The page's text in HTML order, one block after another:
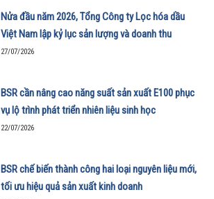
Nửa đầu năm 2026, Tổng Công ty Lọc hóa dầu
Việt Nam lập kỷ lục sản lượng và doanh thu
27/07/2026
BSR cần nâng cao năng suất sản xuất E100 phục
vụ lộ trình phát triển nhiên liệu sinh học
22/07/2026
BSR chế biến thành công hai loại nguyên liệu mới,
tối ưu hiệu quả sản xuất kinh doanh